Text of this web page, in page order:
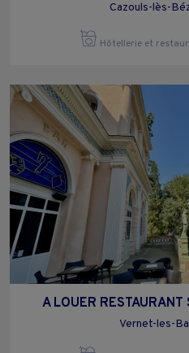
Cazouls-lès-
Hôtellerie et
A LOUER RESTAURANT
Vernet-les-